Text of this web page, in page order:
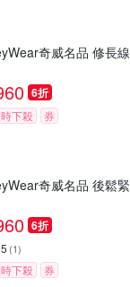
奇威名品 修長
6折
下殺 券
奇威名品 後鬆
6折
5 (1)
下殺 券